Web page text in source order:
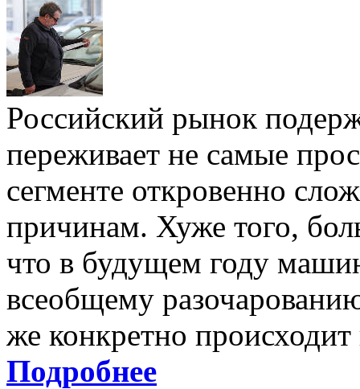
Российский рынок
переживает не самые
сегменте откровенно
причинам. Хуже того,
что в будущем году
всеобщему
же конкретно
Подробнее